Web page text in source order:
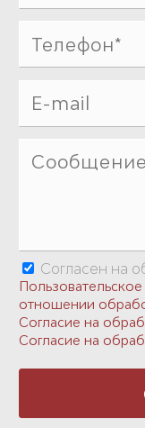
Согласен на
отношении
Согласие на
Согласие на